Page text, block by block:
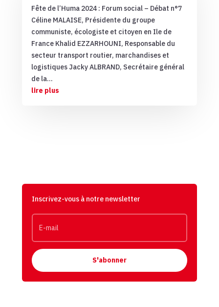
Fête de l’Huma 2024 : Forum social – Débat n°7
Céline MALAISE, Présidente du groupe
communiste, écologiste et citoyen en Ile de
France Khalid EZZARHOUNI, Responsable du
secteur transport routier, marchandises et
logistiques Jacky ALBRAND, Secrétaire général
de la...
lire plus
Inscrivez-vous à notre newsletter
S'abonner